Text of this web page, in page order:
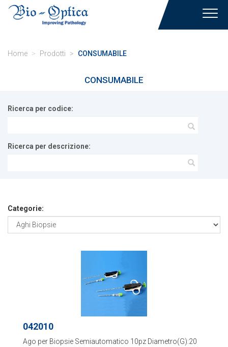
Home Prodotti CONSUMABILE
CONSUMABILE
Ricerca per codice:
Ricerca per descrizione:
Categorie:
042010
Ago per Biopsie Semiautomatico 10pz Diametro(G):20